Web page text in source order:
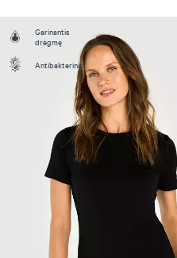
Garinantis
drėgmę
Antibakterinis